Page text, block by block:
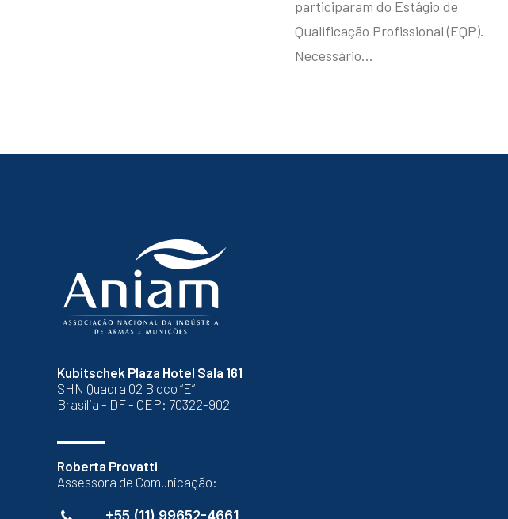
participaram do Estágio de
Qualificação Profissional (EQP).
Necessário…
Kubitschek Plaza Hotel Sala 161
SHN Quadra 02 Bloco “E”
Brasília - DF - CEP: 70322-902
Roberta Provatti
Assessora de Comunicação:
+55 (11) 99652-4661